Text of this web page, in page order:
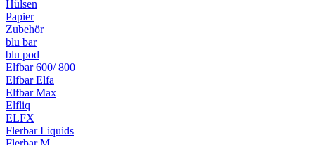
Hülsen
Papier
Zubehör
blu bar
blu pod
Elfbar 600/ 800
Elfbar Elfa
Elfbar Max
Elfliq
ELFX
Flerbar Liquids